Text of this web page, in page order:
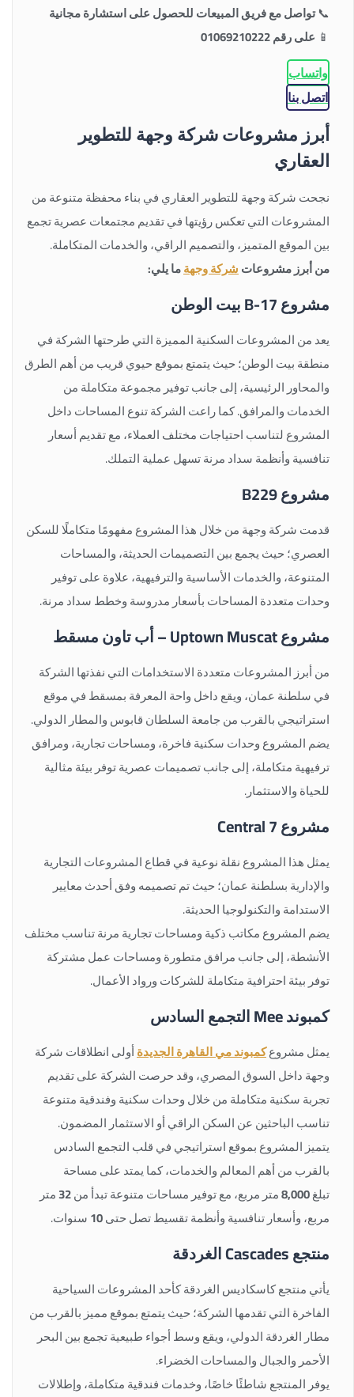
📞تواصل مع فريق المبيعات للحصول على استشارة مجانية
📱 على رقم 01069210222
واتساب
اتصل بنا
أبرز مشروعات شركة وجهة للتطوير
العقاري
نجحت شركة وجهة للتطوير العقاري في بناء محفظة متنوعة من
المشروعات التي تعكس رؤيتها في تقديم مجتمعات عصرية تجمع
بين الموقع المتميز، والتصميم الراقي، والخدمات المتكاملة.
من أبرز مشروعاتشركة وجهةما يلي:
مشروع B-17 بيت الوطن
يعد من المشروعات السكنية المميزة التي طرحتها الشركة في
منطقة بيت الوطن؛ حيث يتمتع بموقع حيوي قريب من أهم الطرق
والمحاور الرئيسية، إلى جانب توفير مجموعة متكاملة من
الخدمات والمرافق. كما راعت الشركة تنوع المساحات داخل
المشروع لتناسب احتياجات مختلف العملاء، مع تقديم أسعار
تنافسية وأنظمة سداد مرنة تسهل عملية التملك.
مشروع B229
قدمت شركة وجهة من خلال هذا المشروع مفهومًا متكاملًا للسكن
العصري؛ حيث يجمع بين التصميمات الحديثة، والمساحات
المتنوعة، والخدمات الأساسية والترفيهية، علاوة على توفير
وحدات متعددة المساحات بأسعار مدروسة وخطط سداد مرنة.
مشروع Uptown Muscat – أب تاون مسقط
من أبرز المشروعات متعددة الاستخدامات التي نفذتها الشركة
في سلطنة عمان، ويقع داخل واحة المعرفة بمسقط في موقع
استراتيجي بالقرب من جامعة السلطان قابوس والمطار الدولي.
يضم المشروع وحدات سكنية فاخرة، ومساحات تجارية، ومرافق
ترفيهية متكاملة، إلى جانب تصميمات عصرية توفر بيئة مثالية
للحياة والاستثمار.
مشروع Central 7
يمثل هذا المشروع نقلة نوعية في قطاع المشروعات التجارية
والإدارية بسلطنة عمان؛ حيث تم تصميمه وفق أحدث معايير
الاستدامة والتكنولوجيا الحديثة.
يضم المشروع مكاتب ذكية ومساحات تجارية مرنة تناسب مختلف
الأنشطة، إلى جانب مرافق متطورة ومساحات عمل مشتركة
توفر بيئة احترافية متكاملة للشركات ورواد الأعمال.
كمبوند Mee التجمع السادس
يمثل مشروعكمبوند مي القاهرة الجديدةأولى انطلاقات شركة
وجهة داخل السوق المصري، وقد حرصت الشركة على تقديم
تجربة سكنية متكاملة من خلال وحدات سكنية وفندقية متنوعة
تناسب الباحثين عن السكن الراقي أو الاستثمار المضمون.
يتميز المشروع بموقع استراتيجي في قلب التجمع السادس
بالقرب من أهم المعالم والخدمات، كما يمتد على مساحة
تبلغ8,000متر مربع، مع توفير مساحات متنوعة تبدأ من32متر
مربع، وأسعار تنافسية وأنظمة تقسيط تصل حتى10سنوات.
منتجع Cascades الغردقة
يأتي منتجع كاسكاديس الغردقة كأحد المشروعات السياحية
الفاخرة التي تقدمها الشركة؛ حيث يتمتع بموقع مميز بالقرب من
مطار الغردقة الدولي، ويقع وسط أجواء طبيعية تجمع بين البحر
الأحمر والجبال والمساحات الخضراء.
يوفر المنتجع شاطئًا خاصًا، وخدمات فندقية متكاملة، وإطلالات